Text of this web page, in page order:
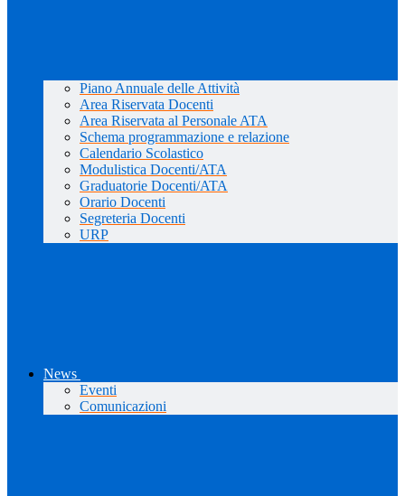
Piano Annuale delle Attività
Area Riservata Docenti
Area Riservata al Personale ATA
Schema programmazione e relazione
Calendario Scolastico
Modulistica Docenti/ATA
Graduatorie Docenti/ATA
Orario Docenti
Segreteria Docenti
URP
News
Eventi
Comunicazioni